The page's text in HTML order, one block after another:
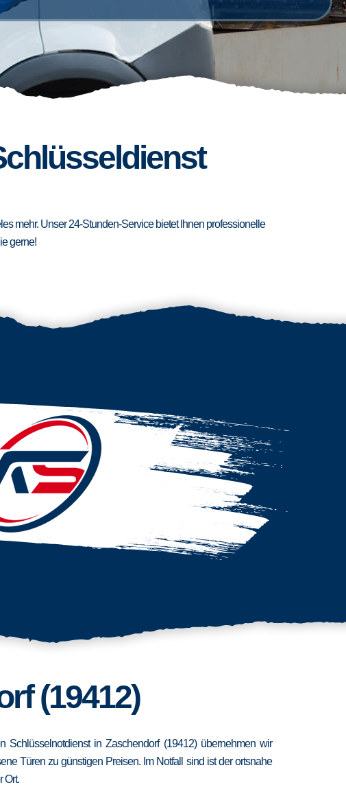
mehr. Unser 24-Stunden-Service bietet Ihnen professionelle
gerne!
(19412)
in Zaschendorf (19412) übernehmen wir
Türen zu günstigen Preisen. Im Notfall sind ist der ortsnahe
Ort.